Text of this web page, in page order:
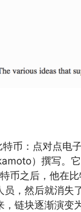
币：点对点电
）撰写。
币之后，他在
员，然后就消失
链块逐渐演变